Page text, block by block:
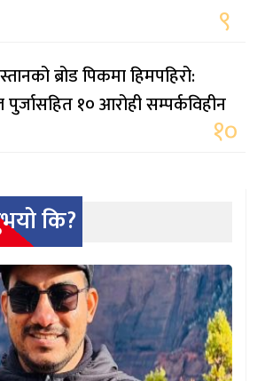
९
ब्रोड पिकमा हिमपहिरो:
पुर्जासहित १० आरोही सम्पर्कविहीन
१०
कि?